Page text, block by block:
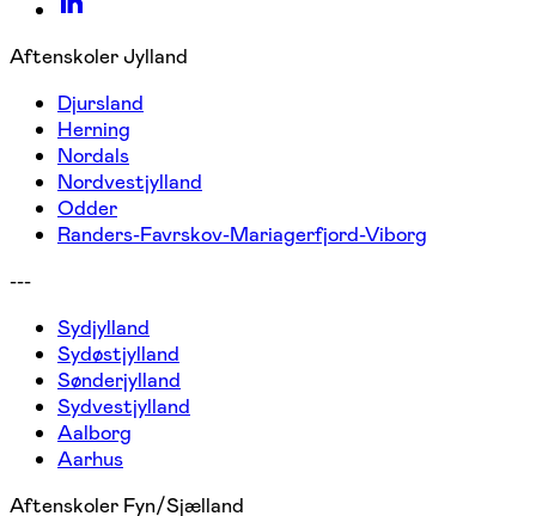
Aftenskoler Jylland
Djursland
Herning
Nordals
Nordvestjylland
Odder
Randers-Favrskov-Mariagerfjord-Viborg
---
Sydjylland
Sydøstjylland
Sønderjylland
Sydvestjylland
Aalborg
Aarhus
Aftenskoler Fyn/Sjælland